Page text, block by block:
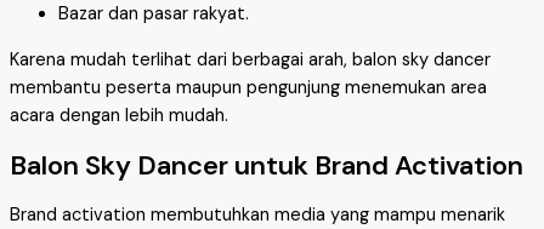
Bazar dan pasar rakyat.
Karena mudah terlihat dari berbagai arah, balon sky dancer
membantu peserta maupun pengunjung menemukan area
acara dengan lebih mudah.
Balon Sky Dancer untuk Brand Activation
Brand activation membutuhkan media yang mampu menarik